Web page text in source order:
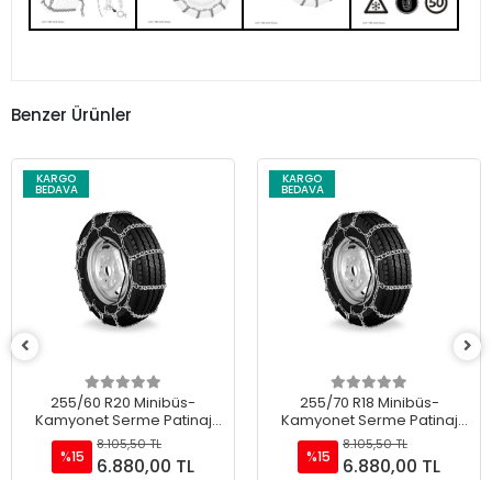
Benzer Ürünler
KARGO
BEDAVA
255/60 R20 Minibüs-
Kamyonet Serme Patinaj
Zinciri - M220
%15
8.105,50 TL
6.880,00 TL
KARGO
BEDAVA
255/70 R18 Minibüs-
Kamyonet Serme Patinaj
Zinciri - M220
%15
8.105,50 TL
6.880,00 TL